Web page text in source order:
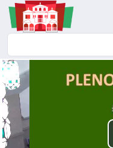
Buscador